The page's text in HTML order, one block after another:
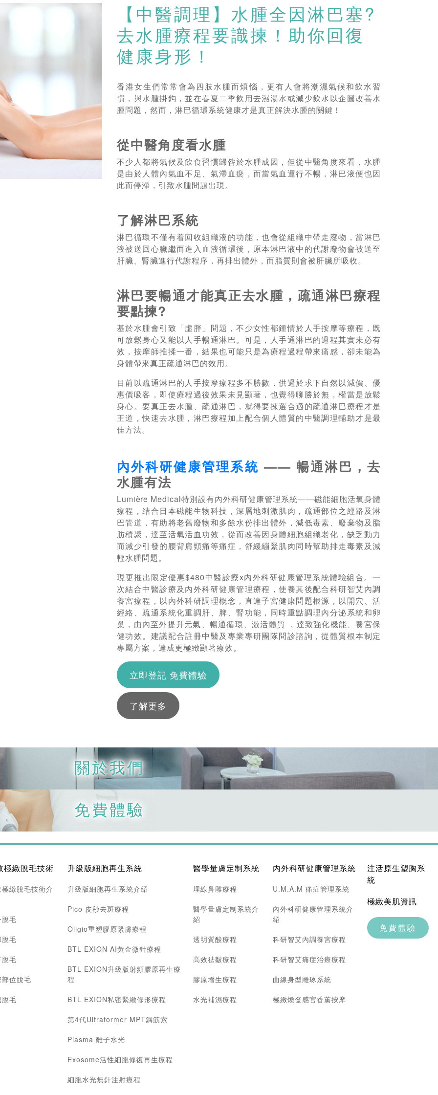
【中醫調理】水腫全因淋巴塞?
去水腫療程要識揀！助你回復
健康身形！
香港女生們常常會為四肢水腫而煩惱，更有人會將潮濕氣候和飲水習
慣，與水腫掛鈎，並在春夏二季飲用去濕湯水或減少飲水以企圖改善水
腫問題，然而，淋巴循環系統健康才是真正解決水腫的關鍵！
從中醫角度看水腫
不少人都將氣候及飲食習慣歸咎於水腫成因，但從中醫角度來看，水腫
是由於人體內氣血不足、氣滯血瘀，而當氣血運行不暢，淋巴液便也因
此而停滯，引致水腫問題出現。
了解淋巴系統
淋巴循環不僅有着回收組織液的功能，也會從組織中帶走廢物，當淋巴
液被送回心臟繼而進入血液循環後，原本淋巴液中的代謝廢物會被送至
肝臟、腎臟進行代謝程序，再排出體外，而脂質則會被肝臟所吸收。
淋巴要暢通才能真正去水腫，疏通淋巴療程
要點揀?
基於水腫會引致「虛胖」問題，不少女性都鍾情於人手按摩等療程，既
可放鬆身心又能以人手暢通淋巴。可是，人手通淋巴的過程其實未必有
效，按摩師推揉一番，結果也可能只是為療程過程帶來痛感，卻未能為
身體帶來真正疏通淋巴的效用。
目前以疏通淋巴的人手按摩療程多不勝數，供過於求下自然以減價、優
惠價吸客，即使療程過後效果未見顯著，也覺得聊勝於無，權當是放鬆
身心。要真正去水腫、疏通淋巴，就得要揀選合適的疏通淋巴療程才是
王道，快速去水腫，淋巴療程加上配合個人體質的中醫調理輔助才是最
佳方法。
內外科研健康管理系統 —— 暢通淋巴，去
水腫有法
Lumière Medical特別設有內外科研健康管理系統——磁能細胞活氧身體
療程，结合日本磁能生物科技，深層地刺激肌肉，疏通部位之經路及淋
巴管道，有助將老舊廢物和多餘水份排出體外，減低毒素、廢棄物及脂
肪積聚，達至活氧活血功效，從而改善因身體細胞組織老化，缺乏動力
而減少引發的腰背肩頸痛等痛症，舒緩繃緊肌肉同時幫助排走毒素及減
輕水腫問題。
現更推出限定優惠$480中醫診療x內外科研健康管理系統體驗組合。一
次結合中醫診療及內外科研健康管理療程，使養其後配合科研智艾內調
養宮療程，以內外科研調理概念，直達子宮健康問題根源，以開穴、活
經絡、疏通系統化重調肝、脾、腎功能，同時重點調理內分泌系統和卵
巢，由內至外提升元氣、暢通循環、激活體質 ，達致強化機能、養宮保
健功效。建議配合註冊中醫及專業專研團隊問診諮詢，從體質根本制定
專屬方案，達成更極緻顯著療效。
立即登記 免費體驗
了解更多
關於我們
免費體驗
極緻脫毛技術
極緻脫毛技術介
毛
毛
毛
部位脫毛
毛
升級版細胞再生系統
升級版細胞再生系統介紹
Pico 皮秒去斑療程
Oligio重塑膠原緊膚療程
BTL EXION AI黃金微針療程
BTL EXION升級版射頻膠原再生療
程
BTL EXION私密緊緻修形療程
第4代Ultraformer MPT鋼筋索
Plasma 離子水光
Exosome活性細胞修復再生療程
細胞水光無針注射療程
醫學量膚定制系統
埋線鼻雕療程
醫學量膚定制系統介
紹
透明質酸療程
高效祛皺療程
膠原增生療程
水光補濕療程
內外科研健康管理系統
U.M.A.M 痛症管理系統
內外科研健康管理系統介
紹
科研智艾內調養宮療程
科研智艾痛症治療療程
曲線身型雕琢系統
極緻煥發感官香薰按摩
注活原生塑胸系
統
極緻美肌資訊
免費體驗